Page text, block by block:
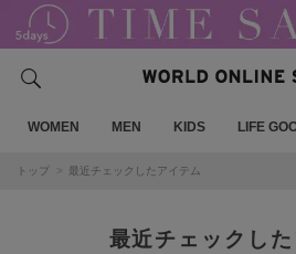
WOMEN MEN KIDS LIFE
トップ 最近チェックしたアイテム
最近チェックし